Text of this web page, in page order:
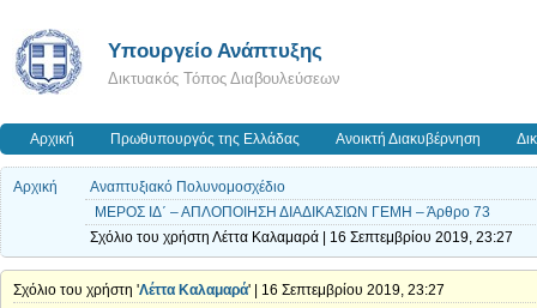
Υπουργείο Ανάπτυξης
Δικτυακός Τόπος Διαβουλεύσεων
Αρχική Πρωθυπουργός της Ελλάδας Ανοικτή Διακυβέρνηση
Αρχική
Αναπτυξιακό Πολυνομοσχέδιο
ΜΕΡΟΣ ΙΔ΄ – ΑΠΛΟΠΟΙΗΣΗ ΔΙΑΔΙΚΑΣΙΩΝ ΓΕΜΗ – Άρθρο 73
Σχόλιο του χρήστη Λέττα Καλαμαρά | 16 Σεπτεμβρίου 2019, 23:27
Σχόλιο του χρήστη 'Λέττα Καλαμαρά' | 16 Σεπτεμβρίου 2019, 23:27